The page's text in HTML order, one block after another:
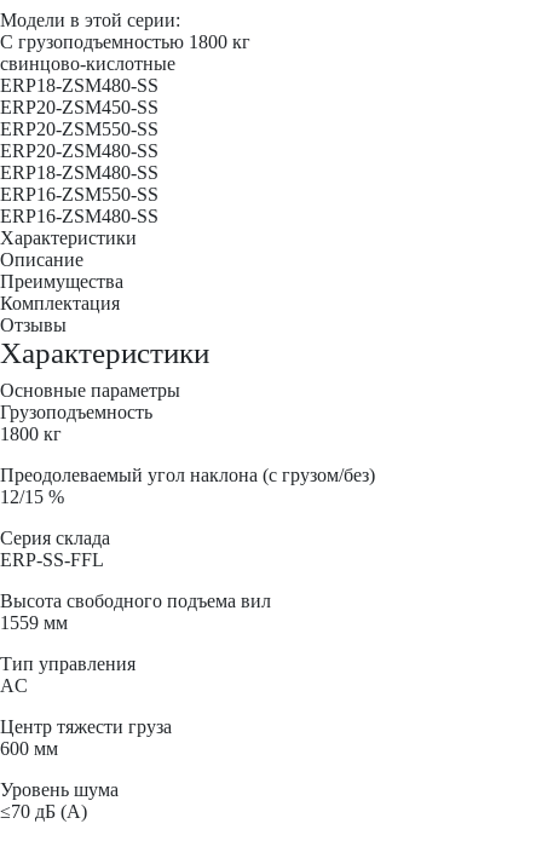
электрический
YETT
ERP18-
ZSM550-
SS
Модели в этой серии:
С грузоподъемностью 1800 кг
свинцово-кислотные
ERP18-ZSM480-SS
ERP20-ZSM450-SS
ERP20-ZSM550-SS
ERP20-ZSM480-SS
ERP18-ZSM480-SS
ERP16-ZSM550-SS
ERP16-ZSM480-SS
Характеристики
Описание
Преимущества
Комплектация
Отзывы
Характеристики
Основные параметры
Грузоподъемность
1800 кг
Преодолеваемый угол наклона (с грузом/без)
12/15 %
Серия склада
ERP-SS-FFL
Высота свободного подъема вил
1559 мм
Тип управления
AC
Центр тяжести груза
600 мм
Уровень шума
≤70 дБ (А)